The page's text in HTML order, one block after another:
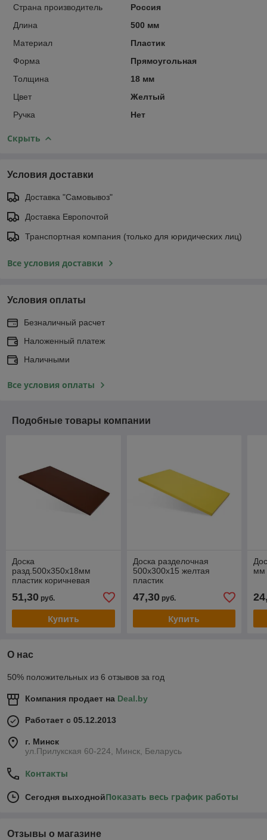
Страна производитель
Россия
Длина
500 мм
Материал
Пластик
Форма
Прямоугольная
Толщина
18 мм
Цвет
Желтый
Ручка
Нет
Скрыть
Условия доставки
Доставка "Самовывоз"
Доставка Европочтой
Транспортная компания (только для юридических лиц)
Все условия доставки
Условия оплаты
Безналичный расчет
Наложенный платеж
Наличными
Все условия оплаты
Подобные товары компании
Доска
разд.500х350х18мм
пластик коричневая
51,30 руб.
Купить
Доска разделочная
500х300х15 желтая
пластик
47,30руб.
Купить
мм
О нас
50% положительных из 6 отзывов за год
Компания продает на Deal.by
Работает с 05.12.2013
г. Минск
ул.Прилукская 60-224, Минск, Беларусь
Контакты
Сегодня выходнойПоказать весь график работы
Отзывы о магазине